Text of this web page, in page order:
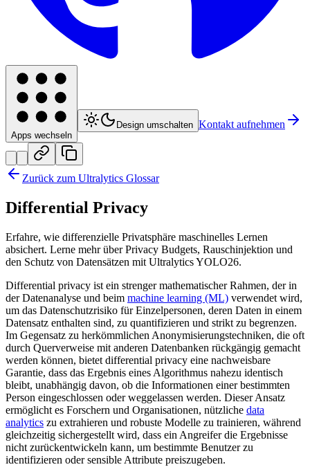
Apps wechseln
Design umschalten Kontakt aufnehmen
Zurück zum Ultralytics Glossar
Differential Privacy
Erfahre, wie differenzielle Privatsphäre maschinelles Lernen
absichert. Lerne mehr über Privacy Budgets, Rauschinjektion und
den Schutz von Datensätzen mit Ultralytics YOLO26.
Differential privacy ist ein strenger mathematischer Rahmen, der in
der Datenanalyse und beim machine learning (ML) verwendet wird,
um das Datenschutzrisiko für Einzelpersonen, deren Daten in einem
Datensatz enthalten sind, zu quantifizieren und strikt zu begrenzen.
Im Gegensatz zu herkömmlichen Anonymisierungstechniken, die oft
durch Querverweise mit anderen Datenbanken rückgängig gemacht
werden können, bietet differential privacy eine nachweisbare
Garantie, dass das Ergebnis eines Algorithmus nahezu identisch
bleibt, unabhängig davon, ob die Informationen einer bestimmten
Person eingeschlossen oder weggelassen werden. Dieser Ansatz
ermöglicht es Forschern und Organisationen, nützliche data
analytics zu extrahieren und robuste Modelle zu trainieren, während
gleichzeitig sichergestellt wird, dass ein Angreifer die Ergebnisse
nicht zurückentwickeln kann, um bestimmte Benutzer zu
identifizieren oder sensible Attribute preiszugeben.